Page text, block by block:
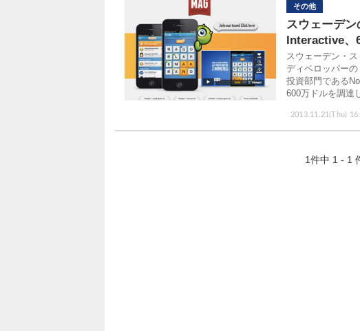
その他
2013.11.21(Thu)
スウェーデ
Interactive、
スウェーデン・
ディベロッパー
投資部門である
600万ドルを調達
1件中 1 - 1